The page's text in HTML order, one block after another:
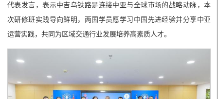
代表发言，表示中吉乌铁路是连接中亚与全球市场的战略动脉，本
次研修班实践导向鲜明，两国学员愿学习中国先进经验并分享中亚
运营实践，共同为区域交通行业发展培养高素质人才。